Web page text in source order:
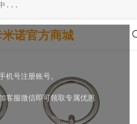
机号注册账号。
客服微信即可领取专属优惠
中...
诺官方商城